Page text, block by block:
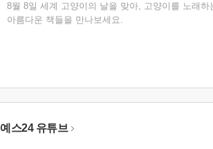
8월 8일 세계 고양이의 날을 맞아, 고양이를 노래하
아름다운 책들을 만나보세요.
예스24 유튜브